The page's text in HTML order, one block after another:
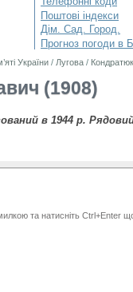
Поштові індекси
Дім. Сад. Город.
Прогноз погоди в
України / Лугова /
(1908)
в 1944 р.
та натисніть Ctrl+Enter